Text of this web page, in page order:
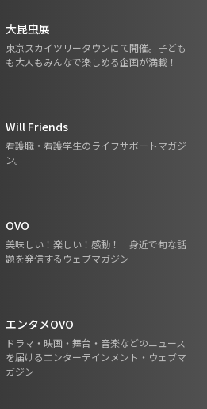
大昆虫展
東京スカイツリータウンにて開催。子ども
も大人もみんなで楽しめる企画が満載！
Will Friends
看護職・看護学生のライフサポートマガジ
ン。
OVO
美味しい！楽しい！感動！ 身近で旬な話
題を発信するウェブマガジン
エンタメOVO
ドラマ・映画・舞台・音楽などのニュース
を届けるエンターテインメント・ウェブマ
ガジン